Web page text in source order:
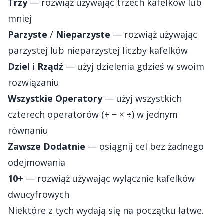
Trzy— rozwiąż używając trzech kafelków lub
mniej
Parzyste / Nieparzyste — rozwiąż używając
parzystej lub nieparzystej liczby kafelków
Dziel i Rządź — użyj dzielenia gdzieś w swoim
rozwiązaniu
Wszystkie Operatory— użyj wszystkich
czterech operatorów (+ − × ÷) w jednym
równaniu
Zawsze Dodatnie — osiągnij cel bez żadnego
odejmowania
10+ — rozwiąż używając wyłącznie kafelków
dwucyfrowych
Niektóre z tych wydają się na początku łatwe.